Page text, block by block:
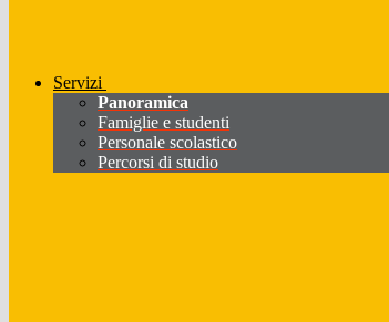
Servizi
Panoramica
Famiglie e studenti
Personale scolastico
Percorsi di studio